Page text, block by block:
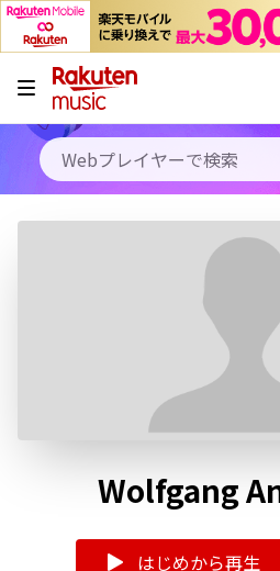
キャンペーン
料金プラン
使い方
Wolfgang
はじめから再生